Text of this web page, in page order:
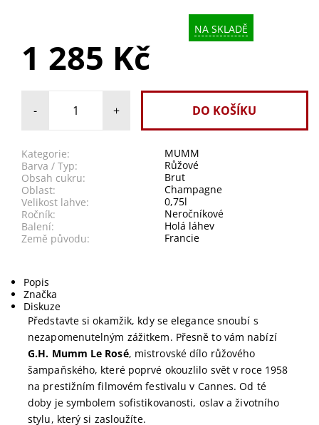
NA SKLADĚ
1 285 Kč
- +
Kategorie:
MUMM
Barva / Typ:
Růžové
Obsah cukru:
Brut
Oblast:
Champagne
Velikost lahve:
0,75l
Ročník:
Neročníkové
Balení:
Holá láhev
Země původu:
Francie
Popis
Značka
Diskuze
Představte si okamžik, kdy se elegance snoubí s
nezapomenutelným zážitkem. Přesně to vám nabízí
G.H. Mumm Le Rosé, mistrovské dílo růžového
šampaňského, které poprvé okouzlilo svět v roce 1958
na prestižním filmovém festivalu v Cannes. Od té
doby je symbolem sofistikovanosti, oslav a životního
stylu, který si zasloužíte.